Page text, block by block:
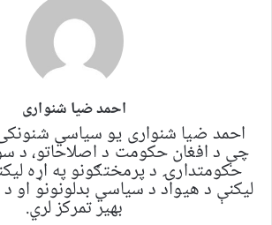
احمد ضیا شنواری
احمد ضیا شنواری یو سياسي
چې د افغان حکومت د اصلاحاتو، د
حکومتدارۍ د پرمختګونو په اړه
لیکنې د هیواد د سیاسي بدلونونو او
بهیر تمرکز لري.